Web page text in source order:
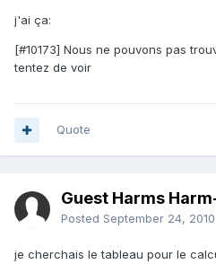
j'ai ça:
[#10173] Nous ne pouvons pas
tentez de voir
Quote
Guest Harms
Posted September 24, 2010
je cherchais le tableau pour le